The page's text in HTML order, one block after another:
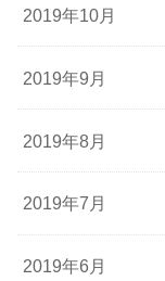
2019年10月
2019年9月
2019年8月
2019年7月
2019年6月